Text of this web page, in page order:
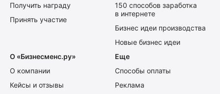
Получить награду
Принять участие
150 способов заработка
в интернете
Бизнес идеи производства
Новые бизнес идеи
О «Бизнесменс.ру»
О компании
Кейсы и отзывы
Еще
Способы оплаты
Реклама